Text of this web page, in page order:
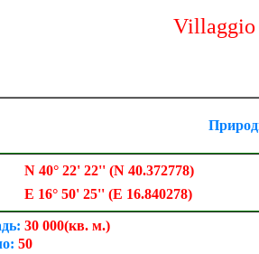
Villaggio
N 40° 22' 22'' (N 40.372778)
E 16° 50' 25'' (E 16.840278)
30 000(кв. м.)
50